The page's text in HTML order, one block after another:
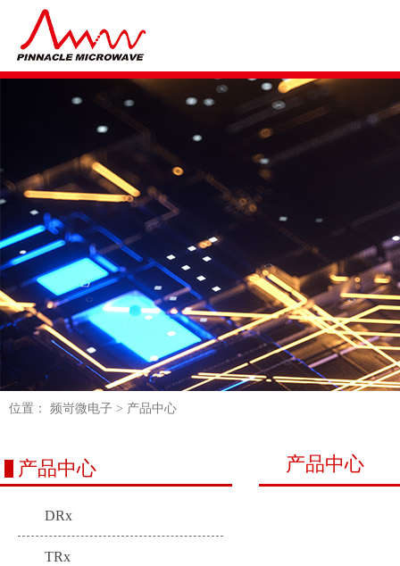
位置： 频岢微电子 > 产品中心
产品中心
DRx
TRx
产品中心